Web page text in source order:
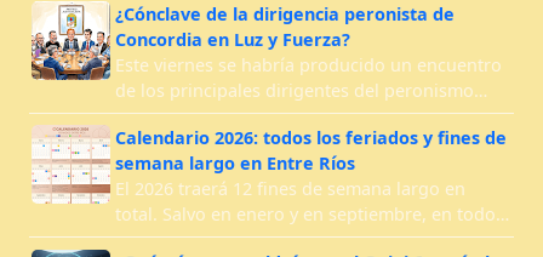
¿Cónclave de la dirigencia peronista de
Concordia en Luz y Fuerza?
Este viernes se habría producido un encuentro
de los principales dirigentes del peronismo…
Calendario 2026: todos los feriados y fines de
semana largo en Entre Ríos
El 2026 traerá 12 fines de semana largo en
total. Salvo en enero y en septiembre, en todo…